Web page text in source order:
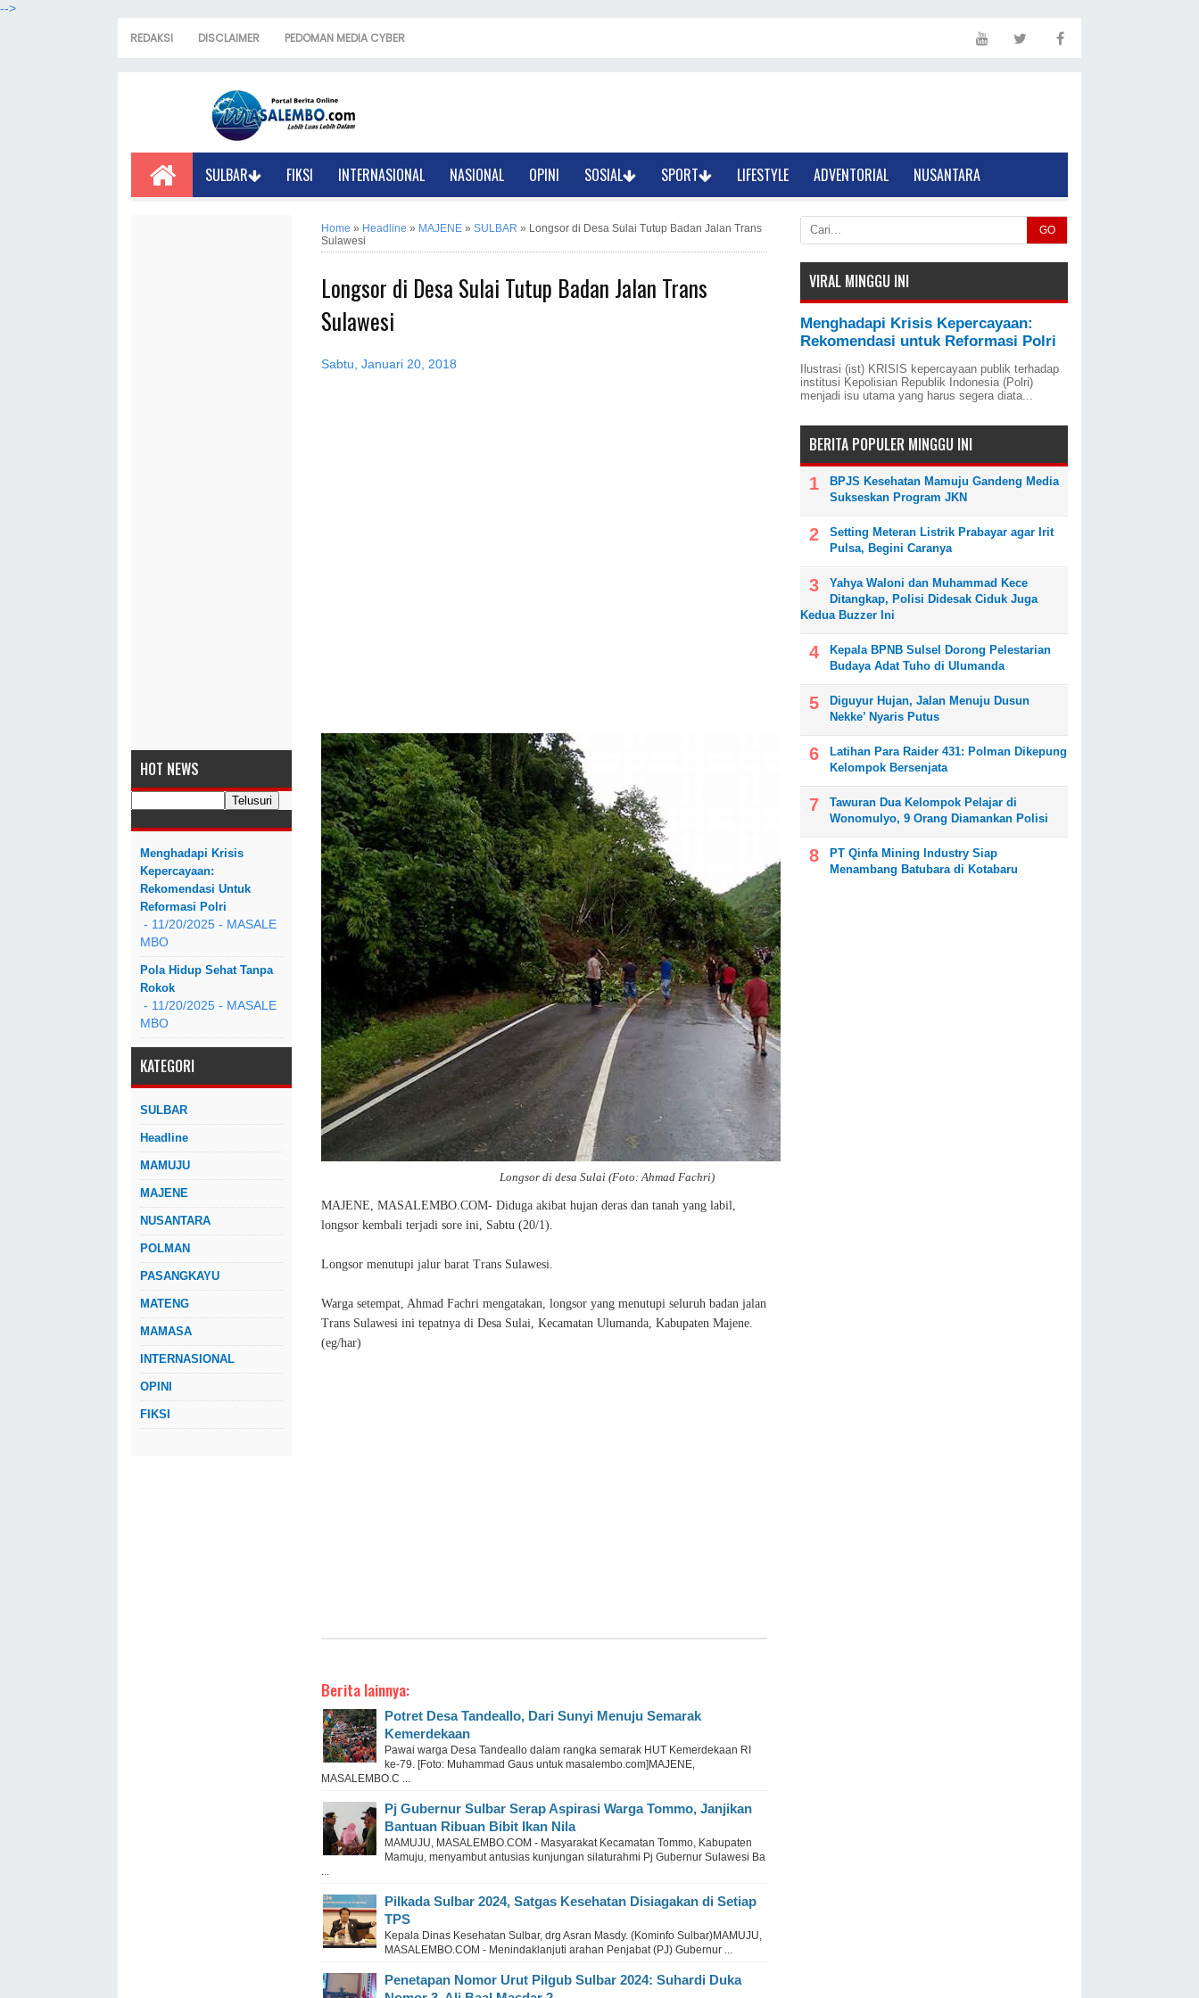
-->
REDAKSI DISCLAIMER PEDOMAN MEDIA CYBER
SULBAR FIKSI INTERNASIONAL NASIONAL OPINI SOSIAL SPORT LIFESTYLE ADVENTORIAL NUSANTARA
HOT NEWS
Menghadapi Krisis
Kepercayaan:
Rekomendasi Untuk
Reformasi Polri
- 11/20/2025 - MASALE
MBO
Pola Hidup Sehat Tanpa
Rokok
- 11/20/2025 - MASALE
MBO
KATEGORI
SULBAR
Headline
MAMUJU
MAJENE
NUSANTARA
POLMAN
PASANGKAYU
MATENG
MAMASA
INTERNASIONAL
OPINI
FIKSI
Home » Headline » MAJENE » SULBAR » Longsor di Desa Sulai Tutup Badan Jalan Trans
Sulawesi
Longsor di Desa Sulai Tutup Badan Jalan Trans
Sulawesi
Sabtu, Januari 20, 2018
Longsor di desa Sulai (Foto: Ahmad Fachri)
MAJENE, MASALEMBO.COM- Diduga akibat hujan deras dan tanah yang labil,
longsor kembali terjadi sore ini, Sabtu (20/1).
Longsor menutupi jalur barat Trans Sulawesi.
Warga setempat, Ahmad Fachri mengatakan, longsor yang menutupi seluruh badan jalan
Trans Sulawesi ini tepatnya di Desa Sulai, Kecamatan Ulumanda, Kabupaten Majene.
(eg/har)
Berita lainnya:
Potret Desa Tandeallo, Dari Sunyi Menuju Semarak
Kemerdekaan
Pawai warga Desa Tandeallo dalam rangka semarak HUT Kemerdekaan RI
ke-79. [Foto: Muhammad Gaus untuk masalembo.com]MAJENE,
MASALEMBO.C ...
Pj Gubernur Sulbar Serap Aspirasi Warga Tommo, Janjikan
Bantuan Ribuan Bibit Ikan Nila
MAMUJU, MASALEMBO.COM - Masyarakat Kecamatan Tommo, Kabupaten
Mamuju, menyambut antusias kunjungan silaturahmi Pj Gubernur Sulawesi Ba
Pilkada Sulbar 2024, Satgas Kesehatan Disiagakan di Setiap
TPS
Kepala Dinas Kesehatan Sulbar, drg Asran Masdy. (Kominfo Sulbar)MAMUJU,
MASALEMBO.COM - Menindaklanjuti arahan Penjabat (PJ) Gubernur ...
Penetapan Nomor Urut Pilgub Sulbar 2024: Suhardi Duka
GO
VIRAL MINGGU INI
Menghadapi Krisis Kepercayaan:
Rekomendasi untuk Reformasi Polri
Ilustrasi (ist) KRISIS kepercayaan publik terhadap
institusi Kepolisian Republik Indonesia (Polri)
menjadi isu utama yang harus segera diata...
BERITA POPULER MINGGU INI
BPJS Kesehatan Mamuju Gandeng Media
Sukseskan Program JKN
Setting Meteran Listrik Prabayar agar Irit
Pulsa, Begini Caranya
Yahya Waloni dan Muhammad Kece
Ditangkap, Polisi Didesak Ciduk Juga
Kedua Buzzer Ini
Kepala BPNB Sulsel Dorong Pelestarian
Budaya Adat Tuho di Ulumanda
Diguyur Hujan, Jalan Menuju Dusun
Nekke’ Nyaris Putus
Latihan Para Raider 431: Polman Dikepung
Kelompok Bersenjata
Tawuran Dua Kelompok Pelajar di
Wonomulyo, 9 Orang Diamankan Polisi
PT Qinfa Mining Industry Siap
Menambang Batubara di Kotabaru